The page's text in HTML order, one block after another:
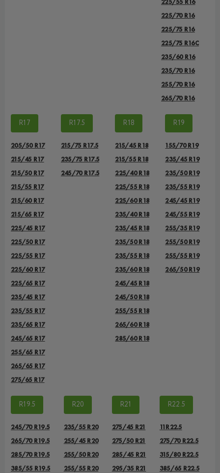
225/55 R16
225/70 R16
225/75 R16
225/75 R16С
235/60 R16
235/70 R16
255/70 R16
265/70 R16
R17
205/50 R17
215/45 R17
215/50 R17
215/55 R17
215/60 R17
215/65 R17
225/45 R17
225/50 R17
225/55 R17
225/60 R17
225/65 R17
235/45 R17
235/55 R17
235/65 R17
245/65 R17
255/65 R17
265/65 R17
275/65 R17
R17.5
215/75 R17.5
235/75 R17.5
245/70 R17.5
R18
215/45 R18
215/55 R18
225/40 R18
225/55 R18
225/60 R18
235/40 R18
235/45 R18
235/50 R18
235/55 R18
235/60 R18
245/45 R18
245/50 R18
255/55 R18
265/60 R18
285/60 R18
R19
155/70 R19
235/45 R19
235/50 R19
235/55 R19
245/45 R19
245/55 R19
255/35 R19
255/50 R19
255/55 R19
265/50 R19
R19.5
245/70 R19.5
265/70 R19.5
285/70 R19.5
385/55 R19.5
R20
235/55 R20
255/45 R20
255/50 R20
255/55 R20
R21
275/45 R21
275/50 R21
285/45 R21
295/35 R21
R22.5
11R22.5
275/70 R22.5
315/80 R22.5
385/65 R22.5